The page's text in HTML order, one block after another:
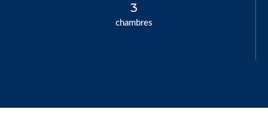
chambres
3